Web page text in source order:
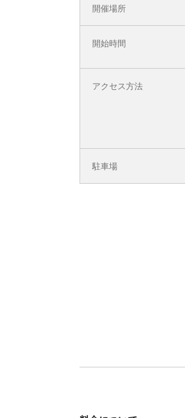
開催場所
開始時間
アクセス方法
駐車場